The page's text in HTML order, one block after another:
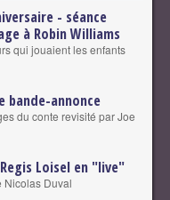
- séance
à Robin Williams
qui jouaient les enfants
bande-annonce
du conte revisité par Joe
Loisel en "live"
Nicolas Duval